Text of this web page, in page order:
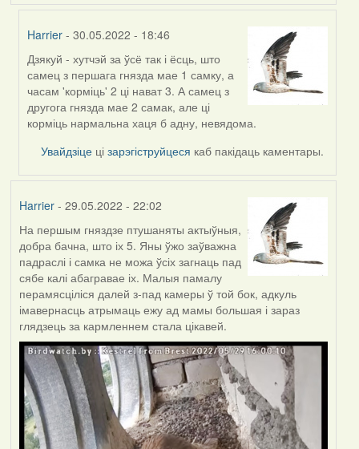
Harrier - 30.05.2022 - 18:46
In
reply
to
by
ZNR
Дзякуй - хутчэй за ўсё так і ёсць, што
самец з першага гнязда мае 1 самку, а
часам 'корміць' 2 ці нават 3. А самец з
другога гнязда мае 2 самак, але ці
корміць нармальна хаця б адну, невядома.
Увайдзіце цізарэгіструйцеся каб пакідаць каментары.
Harrier- 29.05.2022 - 22:02
На першым гняздзе птушаняты актыўныя,
добра бачна, што іх 5. Яны ўжо заўважна
падраслі і самка не можа ўсіх загнаць пад
сябе калі абагравае іх. Малыя памалу
перамясціліся далей з-пад камеры ў той бок, адкуль
імавернасць атрымаць ежу ад мамы большая і зараз
глядзець за кармленнем стала цікавей.